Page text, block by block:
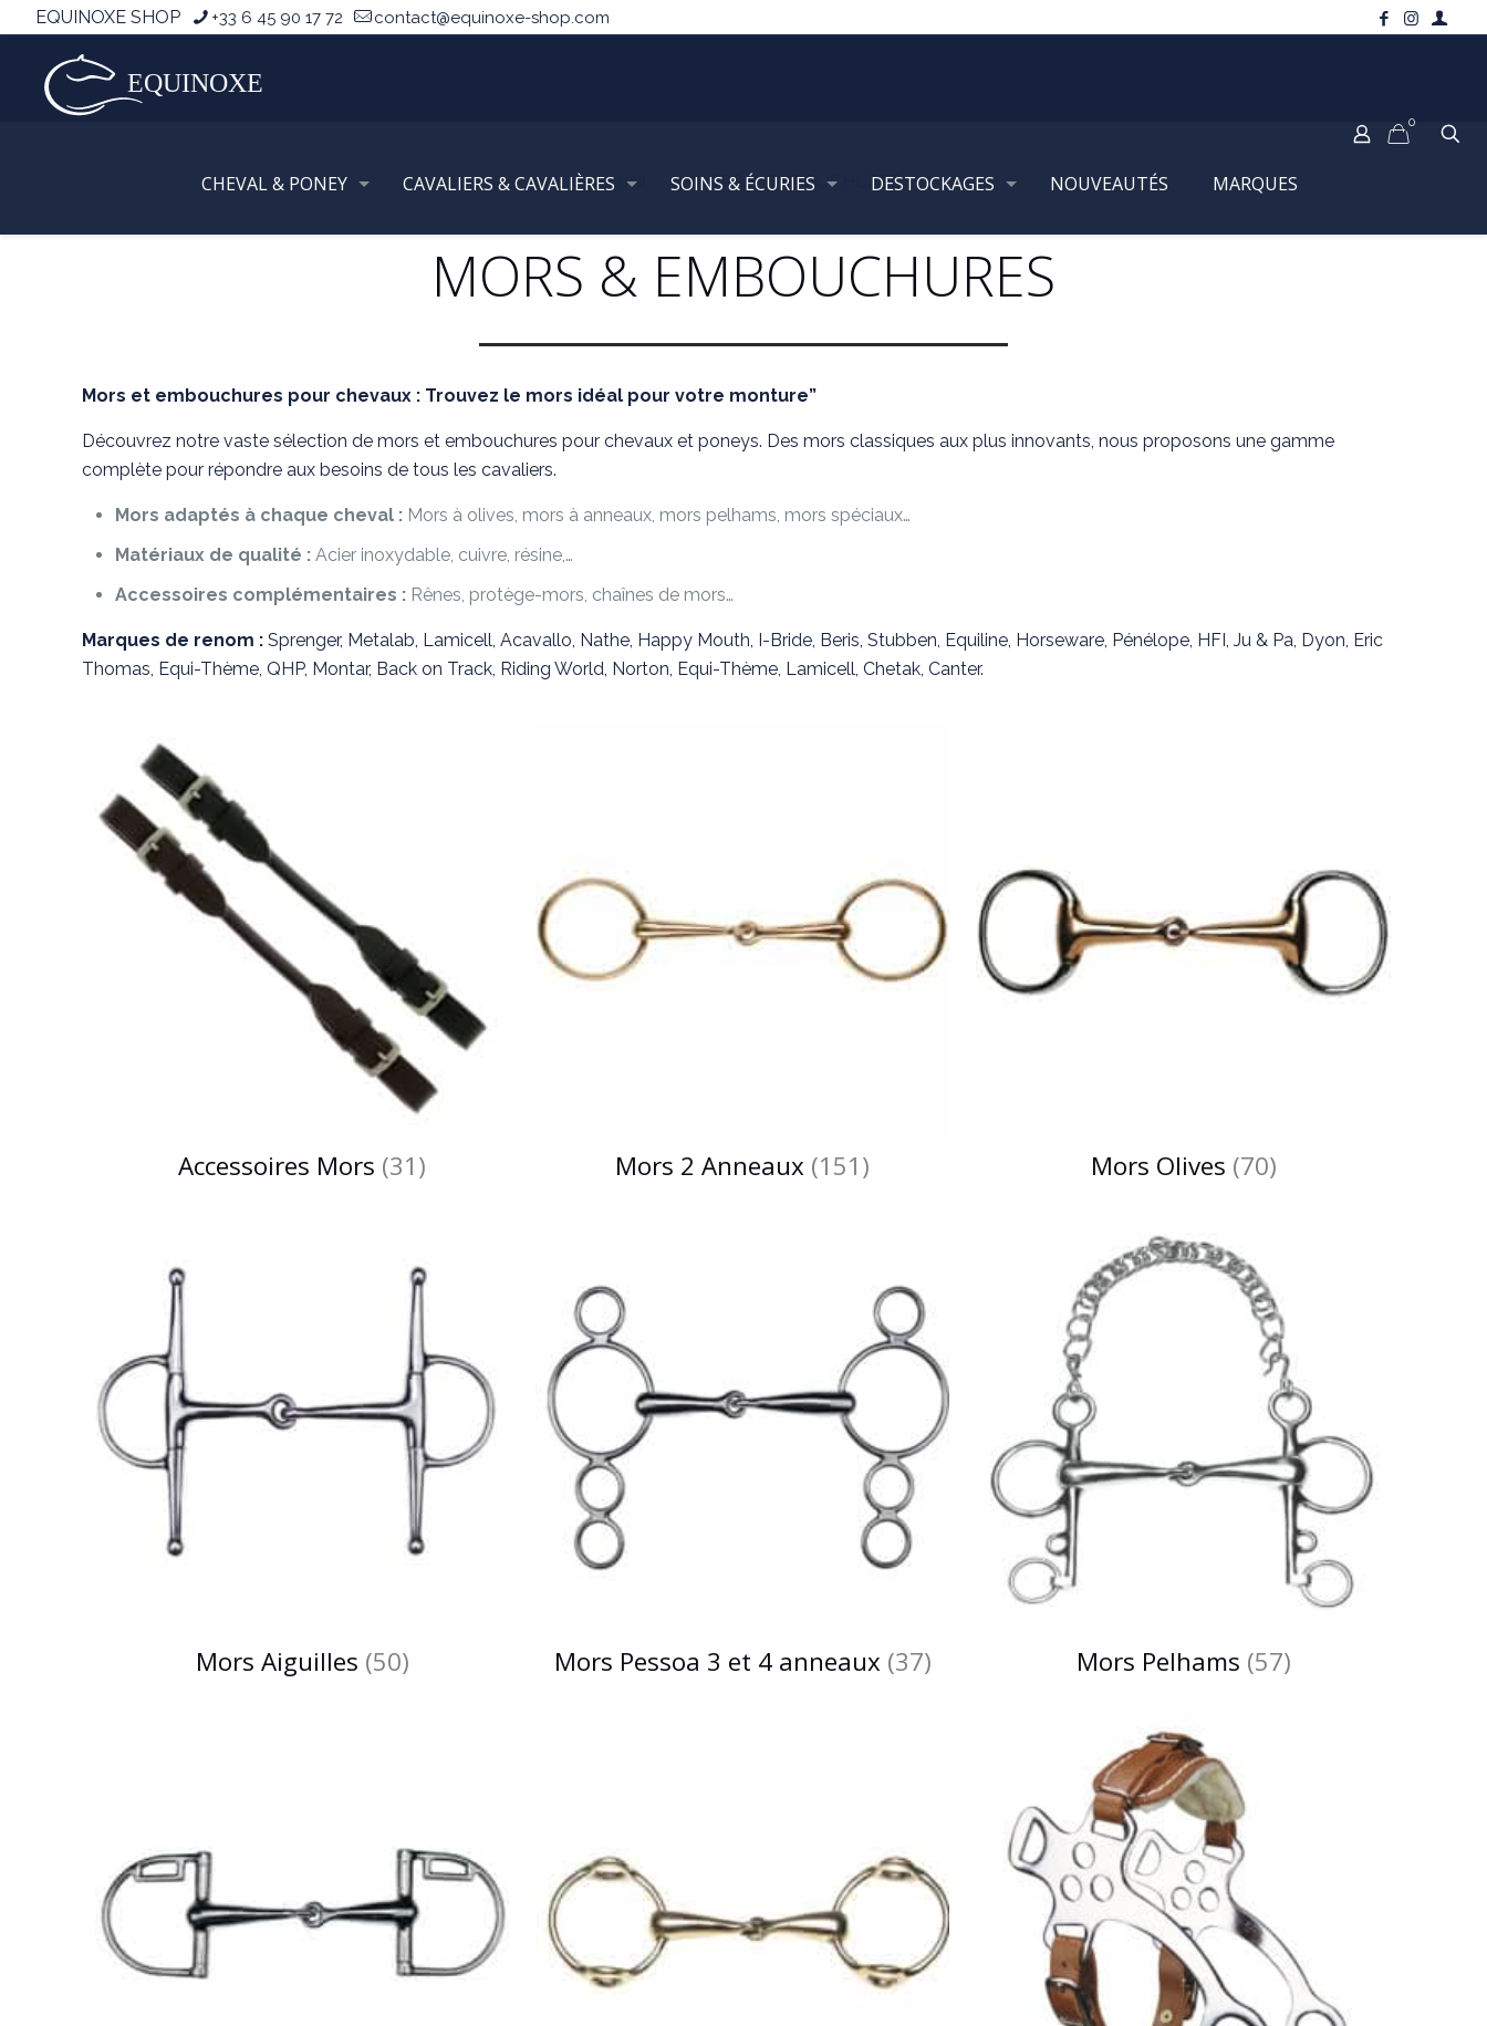
EQUINOXE SHOP +33 6 45 90 17 72 contact@equinoxe-shop.com
CHEVAL & PONEY CAVALIERS & CAVALIÈRES SOINS & ÉCURIES DESTOCKAGES NOUVEAUTÉS MARQUES
0
Accueil MORS & EMBOUCHURES
MORS & EMBOUCHURES
Mors et embouchures pour chevaux : Trouvez le mors idéal pour votre monture”
Découvrez notre vaste sélection de mors et embouchures pour chevaux et poneys. Des mors classiques aux plus innovants, nous proposons une gamme
complète pour répondre aux besoins de tous les cavaliers.
Mors adaptés à chaque cheval : Mors à olives, mors à anneaux, mors pelhams, mors spéciaux…
Matériaux de qualité : Acier inoxydable, cuivre, résine,…
Accessoires complémentaires : Rênes, protège-mors, chaînes de mors…
Marques de renom : Sprenger, Metalab, Lamicell, Acavallo, Nathe, Happy Mouth, I-Bride, Beris, Stubben, Equiline, Horseware, Pénélope, HFI, Ju & Pa, Dyon, Eric
Thomas, Equi-Thème, QHP, Montar, Back on Track, Riding World, Norton, Equi-Thème, Lamicell, Chetak, Canter.
Accessoires Mors (31) Mors 2 Anneaux (151) Mors Olives (70)
Mors Aiguilles (50) Mors Pessoa 3 et 4 anneaux (37) Mors Pelhams (57)